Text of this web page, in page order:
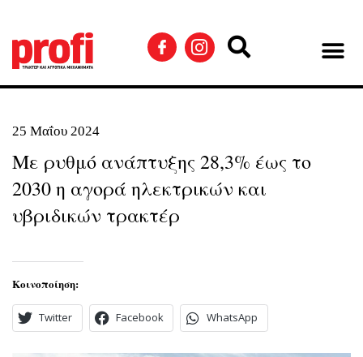
25 Μαΐου 2024
Με ρυθμό ανάπτυξης 28,3% έως το
2030 η αγορά ηλεκτρικών και
υβριδικών τρακτέρ
Κοινοποίηση:
Twitter Facebook WhatsApp